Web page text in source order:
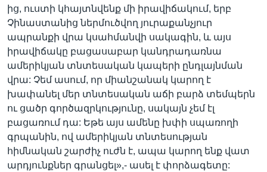
ից, ուստի կհայտնվենք մի իրավիճակում, երբ
Չինաստանից ներմուծվող յուրաքանչյուր
ապրանքի վրա կսահմանվի սակագին, և այս
իրավիճակը բացասաբար կանդրադառնա
ամերիկյան տնտեսական կապերի ընդլայնման
վրա: Չեմ ասում, որ միանշանակ կարող է
խափանել մեր տնտեսական աճի բարձ տեմպերն
ու ցածր գործազրկությունը, սակայն չեմ էլ
բացառում դա: Եթե այս ամենը խփի սպառողի
գրպանին, ով ամերիկյան տնտեսության
հիմնական շարժիչ ուժն է, ապա կարող ենք վատ
արդյունքներ գրանցել»,- ասել է փորձագետը: